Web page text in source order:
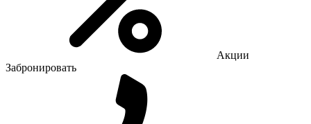
Акции
Забронировать